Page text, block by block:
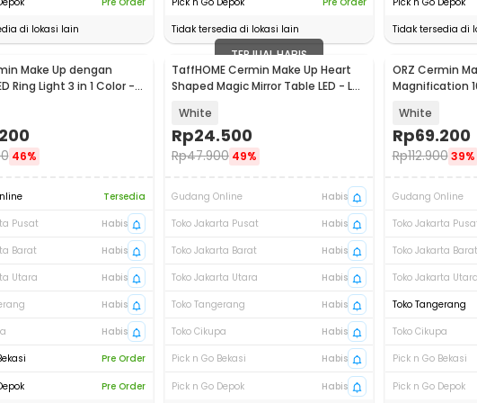
di lokasi lain
Tidak tersedia di lokasi lain
Tidak tersedia di
Make Up dengan
Ring Light 3 in 1 Color -
46%
Tersedia
Pusat
Habis
Barat
Habis
Utara
Habis
Habis
Habis
Pre Order
Pre Order
TERJUAL HABIS
TaffHOME Cermin Make Up Heart
Shaped Magic Mirror Table LED - L-
White
Rp24.500
Rp47.900 49%
Gudang Online
Habis
Toko Jakarta Pusat
Habis
Toko Jakarta Barat
Habis
Toko Jakarta Utara
Habis
Toko Tangerang
Habis
Toko Cikupa
Habis
Pick n Go Bekasi
Habis
Pick n Go Depok Habis
ORZ Cermin
Magnification
White
Rp69.200
Rp112.900 39%
Gudang Online
Toko Jakarta
Toko Jakarta Barat
Toko Jakarta Utara
Toko Tangerang
Toko Cikupa
Pick n Go Bekasi
Pick n Go Depok